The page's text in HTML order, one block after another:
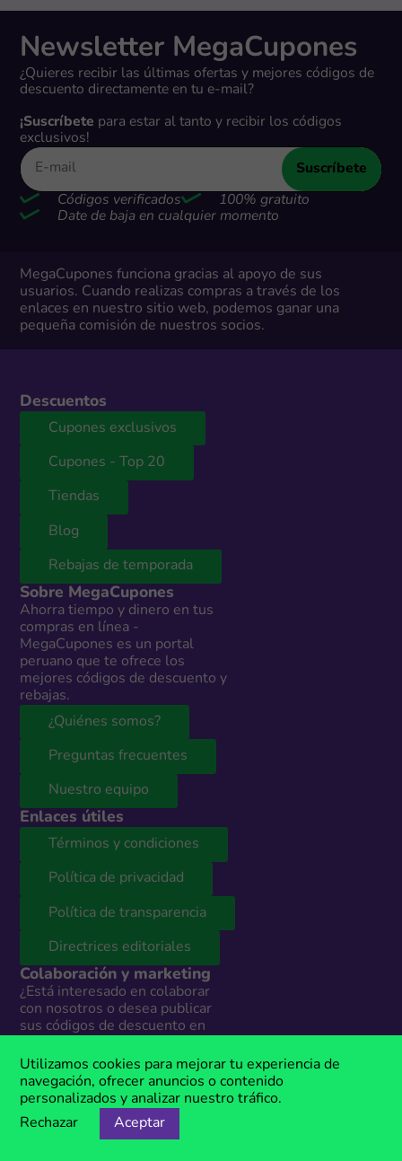
Newsletter MegaCupones
¿Quieres recibir las últimas ofertas y mejores códigos de
descuento directamente en tu e-mail?
¡Suscríbete para estar al tanto y recibir los códigos
exclusivos!
Suscríbete
Códigos verificados
100% gratuito
Date de baja en cualquier momento
MegaCupones funciona gracias al apoyo de sus
usuarios. Cuando realizas compras a través de los
enlaces en nuestro sitio web, podemos ganar una
pequeña comisión de nuestros socios.
Descuentos
Cupones exclusivos
Cupones - Top 20
Tiendas
Blog
Rebajas de temporada
Sobre MegaCupones
Ahorra tiempo y dinero en tus
compras en línea -
MegaCupones es un portal
peruano que te ofrece los
mejores códigos de descuento y
rebajas.
¿Quiénes somos?
Preguntas frecuentes
Nuestro equipo
Enlaces útiles
Términos y condiciones
Política de privacidad
Política de transparencia
Directrices editoriales
Colaboración y marketing
¿Está interesado en colaborar
con nosotros o desea publicar
sus códigos de descuento en
nuestro equipo le presentará
todas las opciones según sus
necesidades. Estamos
disponibles todos los días en:
info@megacupones.pe
Utilizamos cookies para mejorar tu experiencia de
navegación, ofrecer anuncios o contenido
personalizados y analizar nuestro tráfico.
Rechazar
Aceptar